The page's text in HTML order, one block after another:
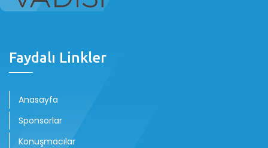
Faydalı Linkler
Anasayfa
Sponsorlar
Konuşmacılar